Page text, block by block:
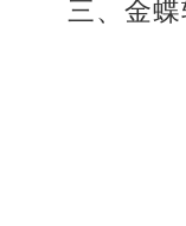
三、金